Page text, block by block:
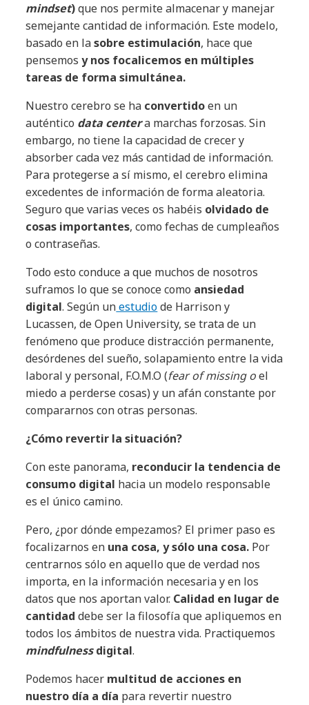
mindset)que nos permite almacenar y manejar
semejante cantidad de información. Este modelo,
basado en lasobre estimulación, hace que
pensemosy nos focalicemos en múltiples
tareas de forma simultánea.
Nuestro cerebro se ha convertidoen un
auténtico data centera marchas forzosas. Sin
embargo, no tiene la capacidad de crecer y
absorber cada vez más cantidad de información.
Para protegerse a sí mismo, el cerebro elimina
excedentes de información de forma aleatoria.
Seguro que varias veces os habéis olvidado de
cosas importantes, como fechas de cumpleaños
o contraseñas.
Todo esto conduce a que muchos de nosotros
suframos lo que se conoce como ansiedad
digital. Según unestudiode Harrison y
Lucassen, de Open University, se trata de un
fenómeno que produce distracción permanente,
desórdenes del sueño, solapamiento entre la vida
laboral y personal, F.O.M.O (fear of missing oel
miedo a perderse cosas) y un afán constante por
compararnos con otras personas.
¿Cómo revertir la situación?
Con este panorama, reconducir la tendencia de
consumo digital hacia un modelo responsable
es el único camino.
Pero, ¿por dónde empezamos? El primer paso es
focalizarnos en una cosa, y sólo una cosa. Por
centrarnos sólo en aquello que de verdad nos
importa, en la información necesaria y en los
datos que nos aportan valor. Calidad en lugar de
cantidad debe ser la filosofía que apliquemos en
todos los ámbitos de nuestra vida. Practiquemos
mindfulnessdigital.
Podemos hacer multitud de acciones en
nuestro día a día para revertir nuestro